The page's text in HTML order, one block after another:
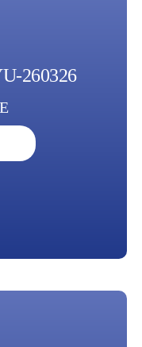
260326